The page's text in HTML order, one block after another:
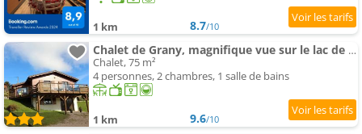
1 km 8.7/10
Chalet de Grany, magnifique vue sur le lac de Gérardmer
Chalet, 75 m²
4 personnes, 2 chambres, 1 salle de bains
1 km 9.6/10